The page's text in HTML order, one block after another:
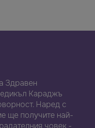
Здравен
Караджъ
Наред с
ще получите най-